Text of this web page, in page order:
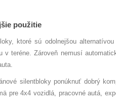
použitie
ktoré sú odolnejšou
teréne. Zároveň nemusí
silentbloky ponúknuť dobrý
pre 4x4 vozidlá, pracovné autá,